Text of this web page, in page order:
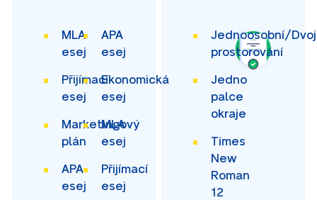
MLA
esej
APA
esej
Přijímací
esej
Ekonomická
esej
Marketingový
plán
MLA
esej
APA
esej
Přijímací
esej
Jednoosobní/
prostorování
Jedno
palce
okraje
Times
New
Roman
12